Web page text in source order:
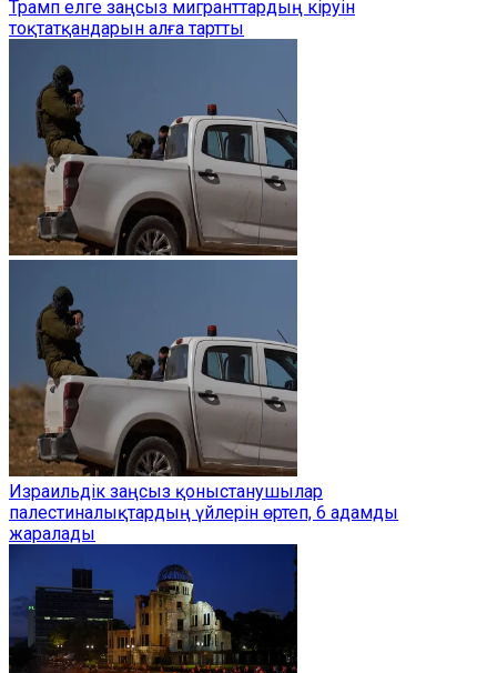
Трамп елге заңсыз мигранттардың кіруін
тоқтатқандарын алға тартты
Израильдік заңсыз қоныстанушылар
палестиналықтардың үйлерін өртеп, 6 адамды
жаралады